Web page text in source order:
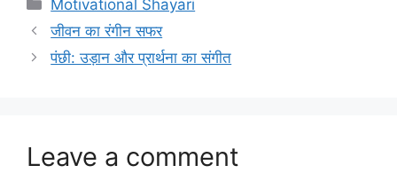
Motivational Shayari
जीवन का रंगीन सफर
पंछी: उड़ान और प्रार्थना का संगीत
Leave a comment